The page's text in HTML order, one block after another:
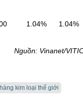
1.04% 1.04%
Nguồn: Vinanet/
kim loại thế giới